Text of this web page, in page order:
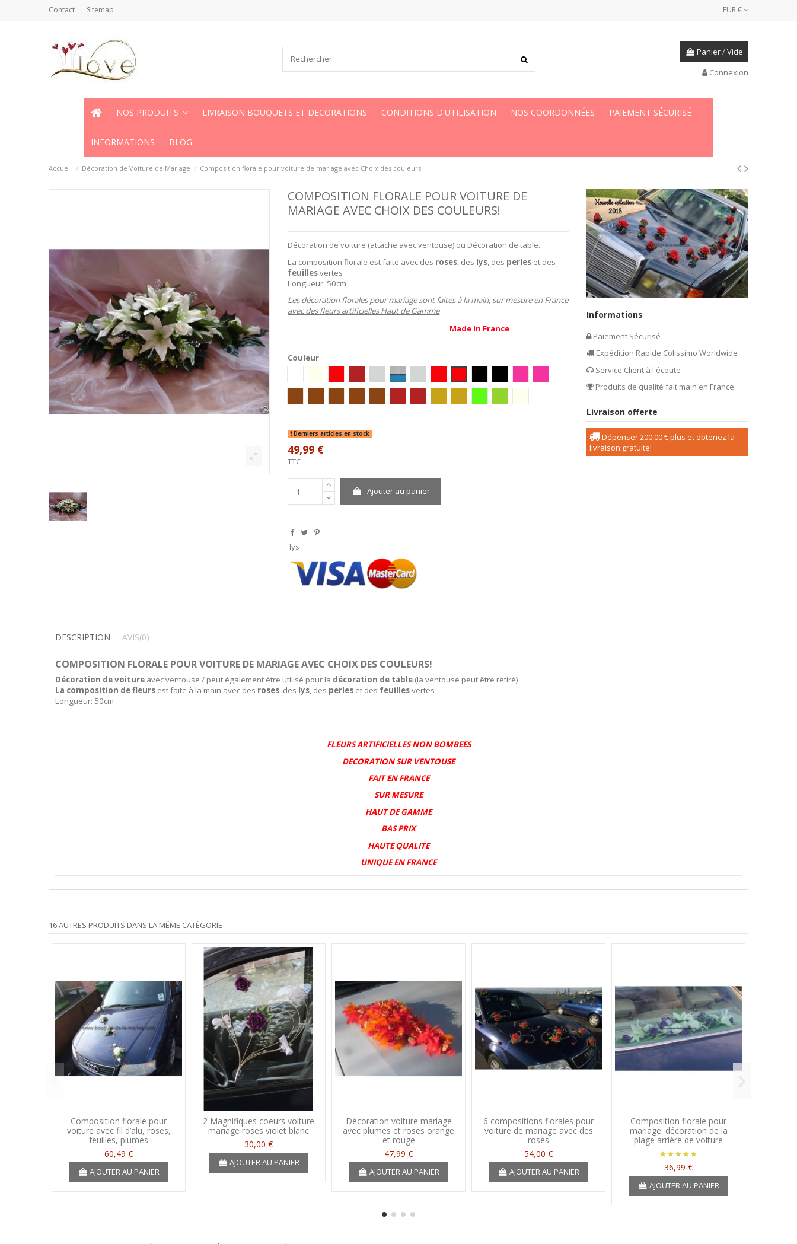
Contact Sitemap EUR €
Panier/Vide
Connexion
NOS PRODUITS LIVRAISON BOUQUETS ET DECORATIONS CONDITIONS D'UTILISATION NOS COORDONNÉES PAIEMENT SÉCURISÉ
INFORMATIONS BLOG
Accueil Décoration de Voiture de Mariage Composition florale pour voiture de mariage avec Choix des couleurs!
COMPOSITION FLORALE POUR VOITURE DE
MARIAGE AVEC CHOIX DES COULEURS!
Décoration de voiture (attache avec ventouse) ou Décoration de table.
La composition florale est faite avec des roses , des lys , des perles et des
feuillesvertes
Longueur: 50cm
Les décoration florales pour mariage sont faites à la main, sur mesure en France
avec des fleurs artificielles Haut de Gamme
Made In France
Couleur
blanc/rouge/or
bordeaux/ivoire/or
Blanc/Argent
Blanc/Turquoise
Derniers articles en stock
49,99 €
TTC
Ajouter au panier
lys
Informations
Paiement Sécurisé
Expédition Rapide Colissimo Worldwide
Service Client à l'écoute
Produits de qualité fait main en France
Livraison offerte
Dépenser200,00 €plus et obtenez la
livraison gratuite!
DESCRIPTION AVIS(0)
COMPOSITION FLORALE POUR VOITURE DE MARIAGE AVEC CHOIX DES COULEURS!
Décoration de voiture avec ventouse / peut également être utilisé pour la décoration de table (la ventouse peut être retiré)
La composition de fleurs estfaite à la main avec des roses, des lys, des perles et des feuillesvertes
Longueur: 50cm
FLEURS ARTIFICIELLES NON BOMBEES
DECORATION SUR VENTOUSE
FAIT EN FRANCE
SUR MESURE
HAUT DE GAMME
BAS PRIX
HAUTE QUALITE
UNIQUE EN FRANCE
16 AUTRES PRODUITS DANS LA MÊME CATÉGORIE :
Composition florale pour
voiture avec fil d’alu, roses,
feuilles, plumes
60,49 €
AJOUTER AU PANIER
2 Magnifiques coeurs voiture
mariage roses violet blanc
30,00 €
AJOUTER AU PANIER
Décoration voiture mariage
avec plumes et roses orange
et rouge
47,99 €
AJOUTER AU PANIER
6 compositions florales pour
voiture de mariage avec des
roses
54,00 €
AJOUTER AU PANIER
Composition florale pour
mariage: décoration de la
plage arrière de voiture
36,99 €
AJOUTER AU PANIER